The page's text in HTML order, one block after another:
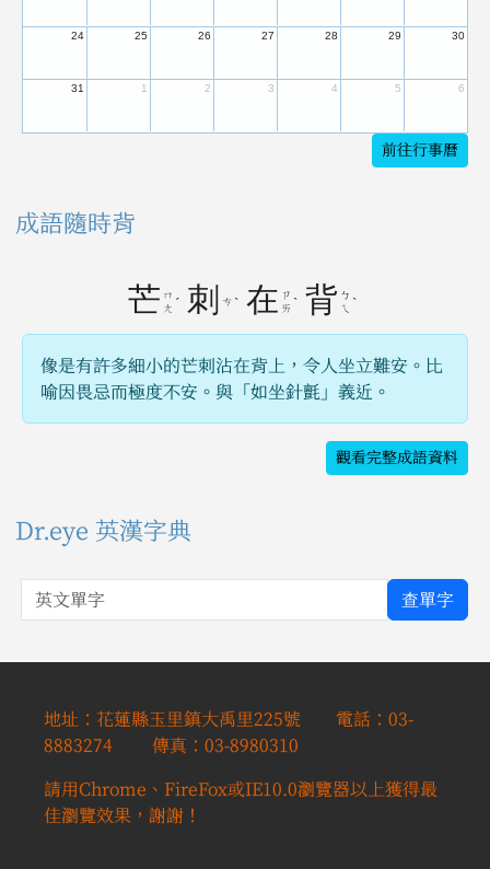
24 25 26 27 28 29 30
31 1 2 3 4 5 6
前往行事曆
成語隨時背
芒 ㄇ
ㄤ ˊ 刺 ㄘ ˋ 在 ㄗ
ㄞ ˋ 背 ㄅ
ㄟ ˋ
像是有許多細小的芒刺沾在背上，令人坐立難安。比
喻因畏忌而極度不安。與「如坐針氈」義近。
觀看完整成語資料
Dr.eye 英漢字典
英文單字 查單字
地址：花蓮縣玉里鎮大禹里225號 電話：03-
8883274 傳真：03-8980310
請用Chrome、FireFox或IE10.0瀏覽器以上獲得最
佳瀏覽效果，謝謝！